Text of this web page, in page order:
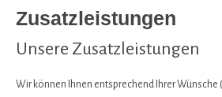
Zusatzleistungen
Unsere Zusatzleistungen
Wir können Ihnen entsprechend Ihrer Wünsche